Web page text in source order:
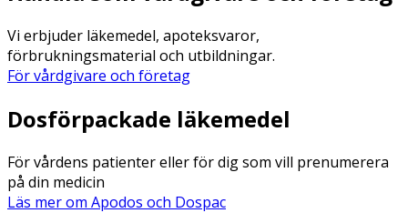
Vi erbjuder läkemedel, apoteksvaror,
förbrukningsmaterial och utbildningar.
För vårdgivare och företag
Dosförpackade läkemedel
För vårdens patienter eller för dig som vill prenumerera
på din medicin
Läs mer om Apodos och Dospac